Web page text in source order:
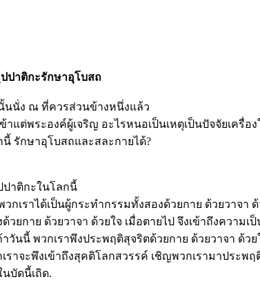
ปาติกะรักษาอุโบสถ
นั่ง ณ ที่ควรส่วนข้างหนึ่งแล้ว
แต่พระองค์ผู้เจริญ อะไรหนอเป็นเหตุเป็นปัจจัยเครื่อ
รักษาอุโบสถและสละกายได้?
าติกะในโลกนี้
กเราได้เป็นผู้กระทำกรรมทั้งสองด้วยกาย ด้วยวาจา ด้
ยกาย ด้วยวาจา ด้วยใจ เมื่อตายไป จึงเข้าถึงความเ
นนี้ พวกเราพึงประพฤติสุจริตด้วยกาย ด้วยวาจา ด้วย
เราจะพึงเข้าถึงสุคติโลกสวรรค์ เชิญพวกเรามาประพฤ
นบัดนี้เถิด.